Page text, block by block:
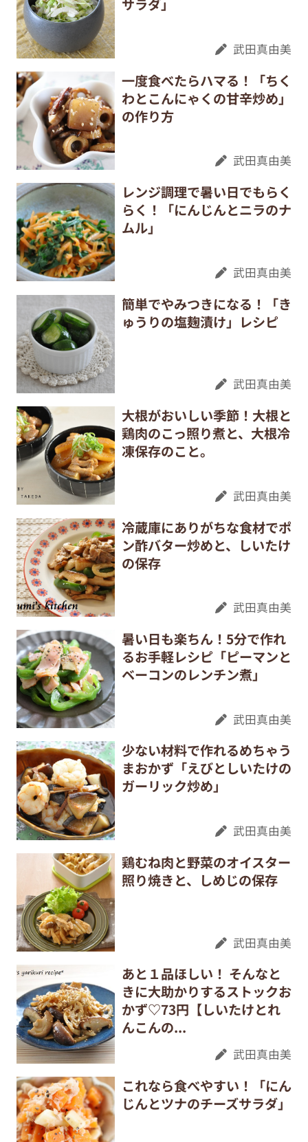
サラダ」
武田真由美
一度食べたらハマる！「ちく
わとこんにゃくの甘辛炒め」
の作り方
武田真由美
レンジ調理で暑い日でもらく
らく！「にんじんとニラのナ
ムル」
武田真由美
簡単でやみつきになる！「き
ゅうりの塩麹漬け」レシピ
武田真由美
大根がおいしい季節！大根と
鶏肉のこっ照り煮と、大根冷
凍保存のこと。
武田真由美
冷蔵庫にありがちな食材でポ
ン酢バター炒めと、しいたけ
の保存
武田真由美
暑い日も楽ちん！5分で作れ
るお手軽レシピ「ピーマンと
ベーコンのレンチン煮」
武田真由美
少ない材料で作れるめちゃう
まおかず「えびとしいたけの
ガーリック炒め」
武田真由美
鶏むね肉と野菜のオイスター
照り焼きと、しめじの保存
武田真由美
あと１品ほしい！ そんなと
きに大助かりするストックお
かず♡73円【しいたけとれ
んこんの...
武田真由美
これなら食べやすい！「にん
じんとツナのチーズサラダ」